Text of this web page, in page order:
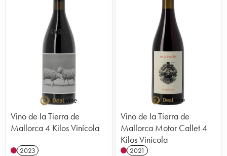
Vino de la Tierra de
Mallorca 4 Kilos Vinícola
2023
Vino de la Tierra de
Mallorca Motor Callet 4
Kilos Vinícola
2021